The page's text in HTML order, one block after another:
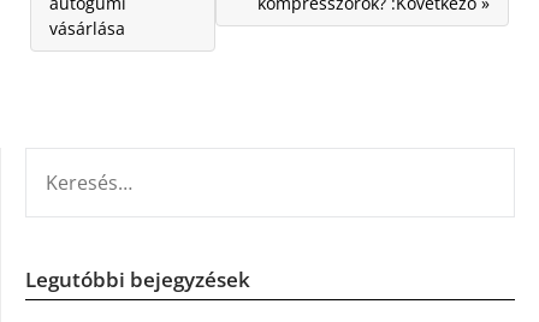
vásárlása
Legutóbbi bejegyzések